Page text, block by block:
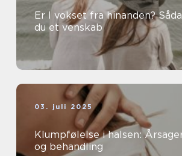
Er I vokset fra hinanden?
du et venskab
03. juli 2025
Klumpfølelse i halsen:
og behandling